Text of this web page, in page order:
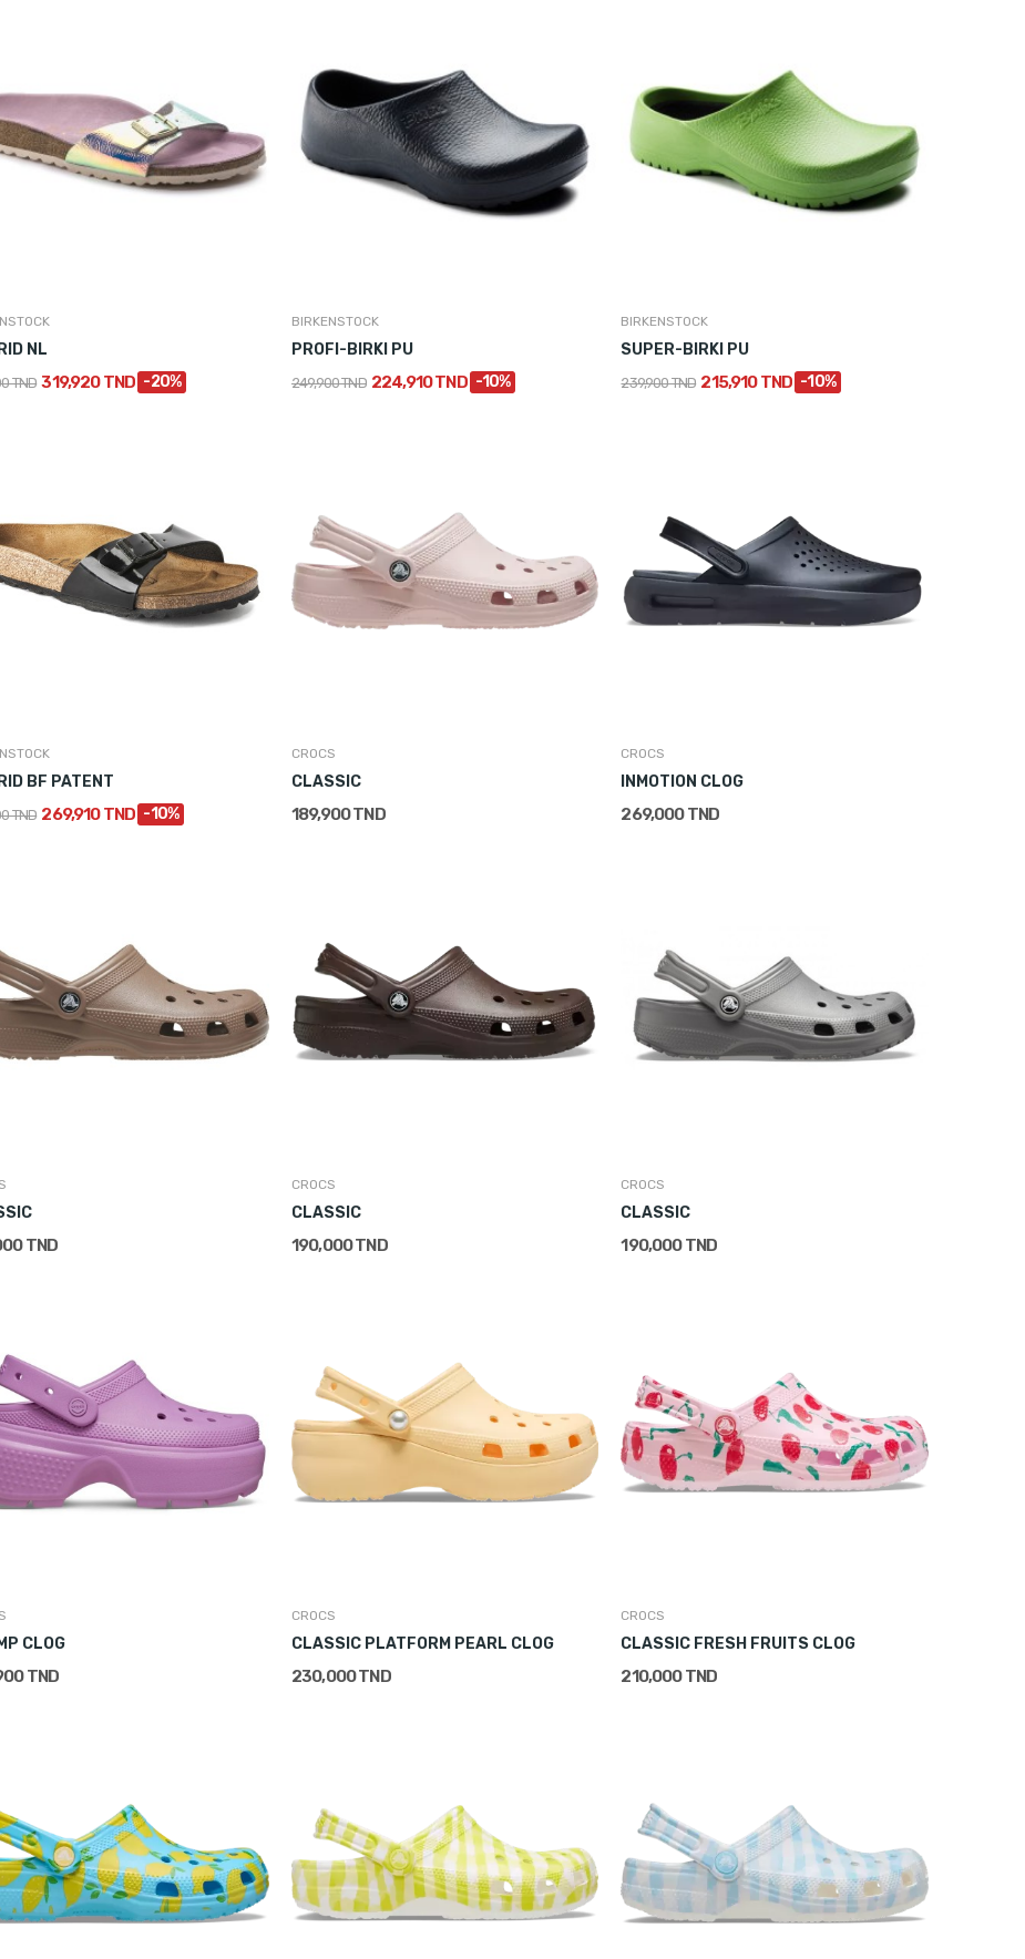
NL
TND 319,920 TND -20%
BIRKENSTOCK
PROFI-BIRKI PU
249,900 TND 224,910 TND -10%
BIRKENSTOCK
SUPER-BIRKI PU
239,900 TND 215,910 TND -10%
BF PATENT
TND 269,910 TND -10%
CROCS
CLASSIC
189,900 TND
CROCS
INMOTION CLOG
269,000 TND
TND
CROCS
CLASSIC
190,000 TND
CROCS
CLASSIC
190,000 TND
CLOG
TND
CROCS
CLASSIC PLATFORM PEARL CLOG
230,000 TND
CROCS
CLASSIC FRESH FRUITS CLOG
210,000 TND